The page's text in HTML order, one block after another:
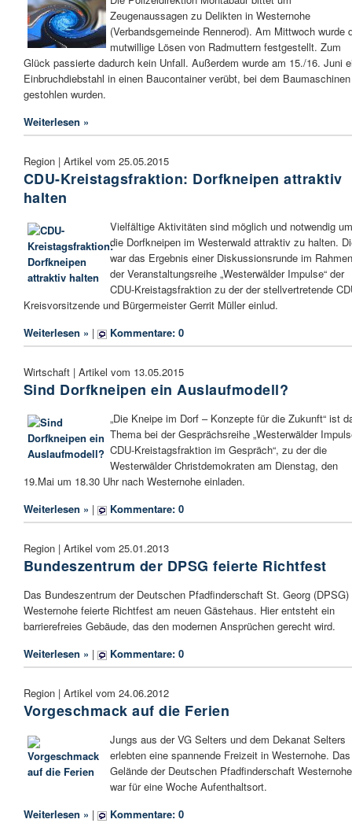
Zeugenaussagen zu Delikten in Westernohe
(Verbandsgemeinde Rennerod). Am Mittwoch wurde
mutwillige Lösen von Radmuttern festgestellt. Zum
Glück passierte dadurch kein Unfall. Außerdem wurde am 15./16. Juni
Einbruchdiebstahl in einen Baucontainer verübt, bei dem Baumaschinen
gestohlen wurden.
Weiterlesen »
Region | Artikel vom 25.05.2015
CDU-Kreistagsfraktion: Dorfkneipen attraktiv
halten
Vielfältige Aktivitäten sind möglich und notwendig um
die Dorfkneipen im Westerwald attraktiv zu halten.
war das Ergebnis einer Diskussionsrunde im Rahmen
der Veranstaltungsreihe „Westerwälder Impulse“ der
CDU-Kreistagsfraktion zu der der stellvertretende
Kreisvorsitzende und Bürgermeister Gerrit Müller einlud.
Weiterlesen » | Kommentare: 0
Wirtschaft | Artikel vom 13.05.2015
Sind Dorfkneipen ein Auslaufmodell?
„Die Kneipe im Dorf – Konzepte für die Zukunft“ ist
Thema bei der Gesprächsreihe „Westerwälder
CDU-Kreistagsfraktion im Gespräch“, zu der die
Westerwälder Christdemokraten am Dienstag, den
19.Mai um 18.30 Uhr nach Westernohe einladen.
Weiterlesen » | Kommentare: 0
Region | Artikel vom 25.01.2013
Bundeszentrum der DPSG feierte Richtfest
Das Bundeszentrum der Deutschen Pfadfinderschaft St. Georg (DPSG)
Westernohe feierte Richtfest am neuen Gästehaus. Hier entsteht ein
barrierefreies Gebäude, das den modernen Ansprüchen gerecht wird.
Weiterlesen » | Kommentare: 0
Region | Artikel vom 24.06.2012
Vorgeschmack auf die Ferien
Jungs aus der VG Selters und dem Dekanat Selters
erlebten eine spannende Freizeit in Westernohe. Das
Gelände der Deutschen Pfadfinderschaft Westernohe
war für eine Woche Aufenthaltsort.
Weiterlesen » | Kommentare: 0